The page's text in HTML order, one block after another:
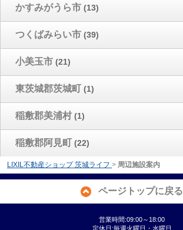
かすみがうら市 (13)
つくばみらい市 (39)
小美玉市 (21)
東茨城郡茨城町 (1)
稲敷郡美浦村 (1)
稲敷郡阿見町 (22)
LIXIL不動産ショップ 茨城ライフ > 周辺施設案内
ページトップに戻る
営業時間:09:00～18:00
定休日:毎週火曜日・水曜日